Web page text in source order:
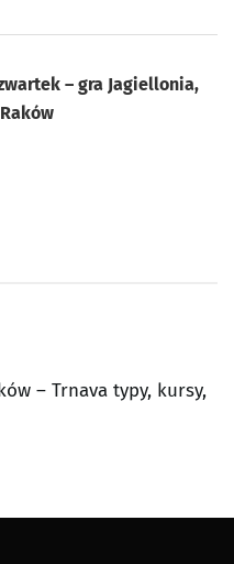
– gra Jagiellonia,
– Trnava typy, kursy,